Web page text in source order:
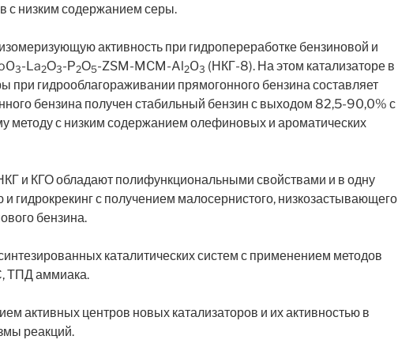
с низким содержанием серы.
активность при гидропереработке бензиновой и
3-La2О3-Р2О5-ZSM-MCM-Al2O3 (НКГ-8). На этом катализаторе в
при гидрооблагораживании прямогонного бензина составляет
бензина получен стабильный бензин с выходом 82,5-90,0% с
методу с низким содержанием олефиновых и ароматических
и КГО обладают полифункциональными свойствами и в одну
гидрокрекинг с получением малосернистого, низкозастывающего
бензина.
каталитических систем с применением методов
ТПД аммиака.
активных центров новых катализаторов и их активностью в
реакций.